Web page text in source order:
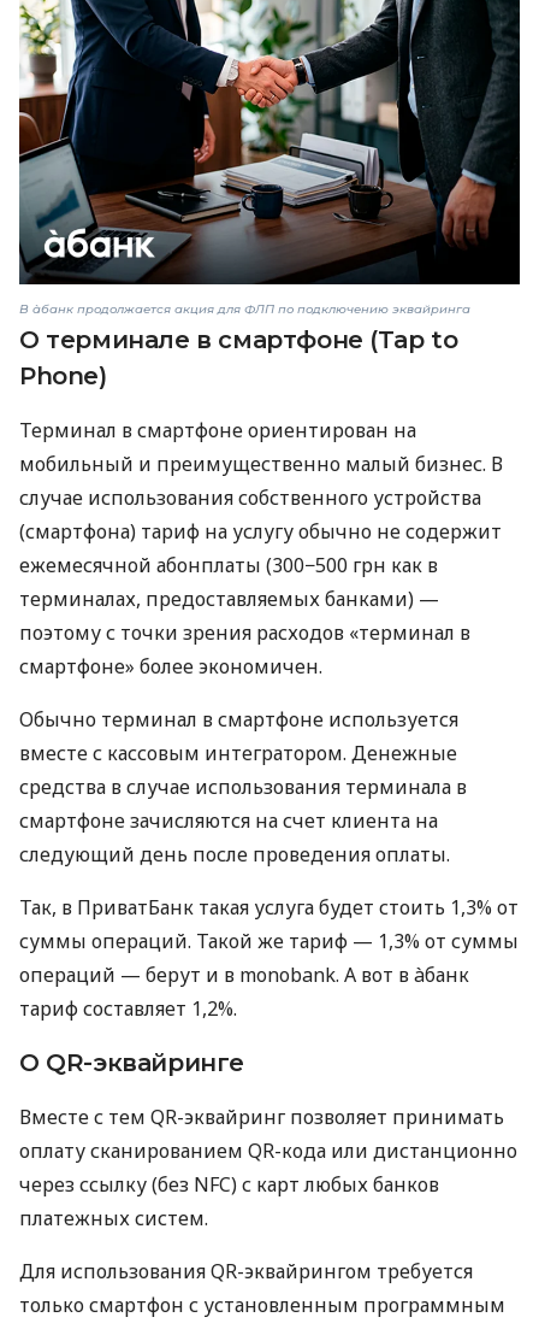
В àбанк продолжается акция для ФЛП по подключению эквайринга
О терминале в смартфоне (Tap to
Phone)
Терминал в смартфоне ориентирован на
мобильный и преимущественно малый бизнес. В
случае использования собственного устройства
(смартфона) тариф на услугу обычно не содержит
ежемесячной абонплаты (300−500 грн как в
терминалах, предоставляемых банками) —
поэтому с точки зрения расходов «терминал в
смартфоне» более экономичен.
Обычно терминал в смартфоне используется
вместе с кассовым интегратором. Денежные
средства в случае использования терминала в
смартфоне зачисляются на счет клиента на
следующий день после проведения оплаты.
Так, в ПриватБанк такая услуга будет стоить 1,3% от
суммы операций. Такой же тариф — 1,3% от суммы
операций — берут и в monobank. А вот в àбанк
тариф составляет 1,2%.
О QR-эквайринге
Вместе с тем QR-эквайринг позволяет принимать
оплату сканированием QR-кода или дистанционно
через ссылку (без NFC) с карт любых банков
платежных систем.
Для использования QR-эквайрингом требуется
только смартфон с установленным программным